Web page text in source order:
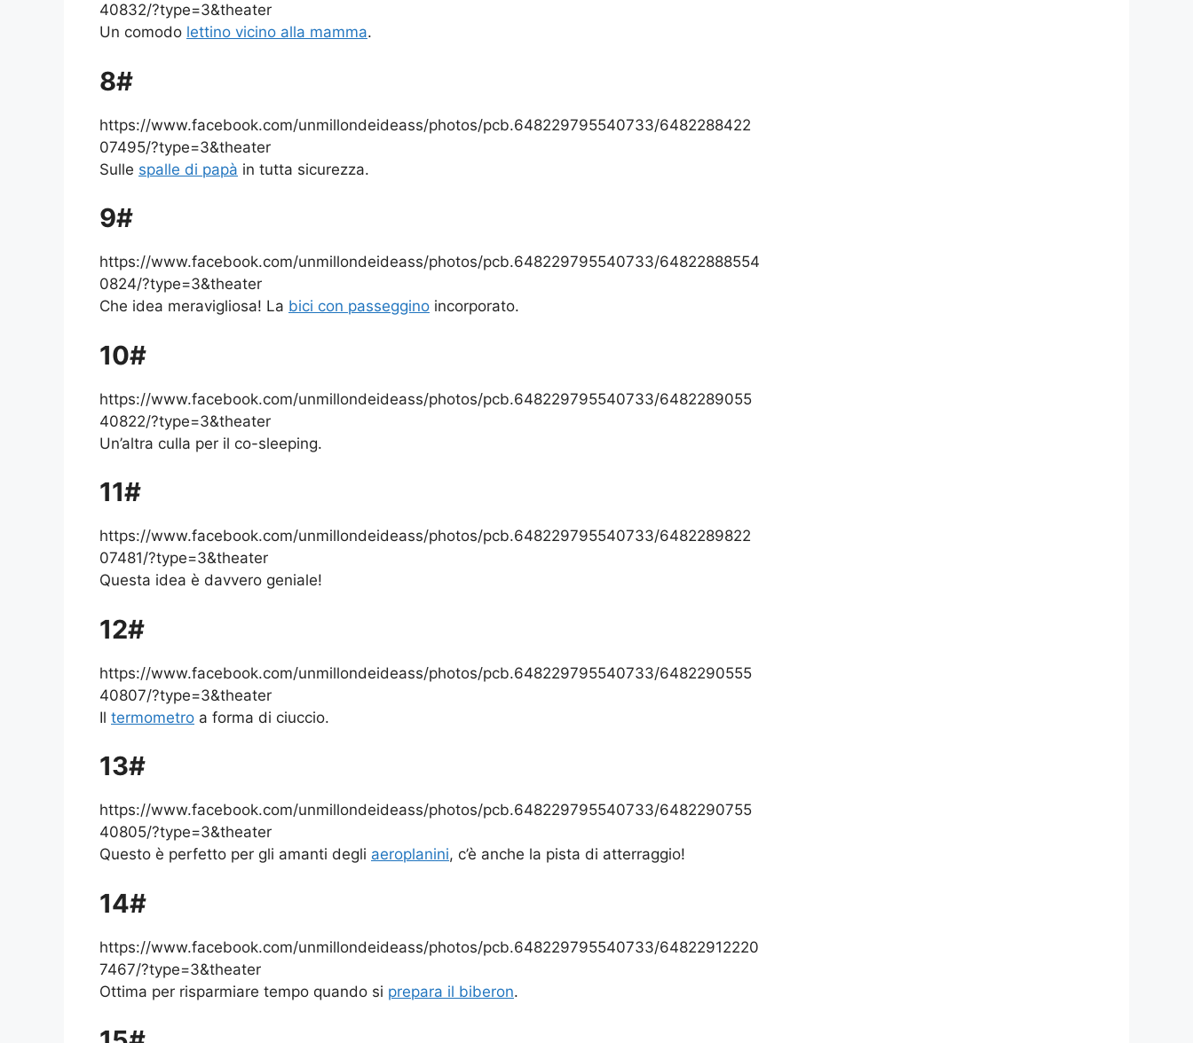
40832/?type=3&theater
Un comodo lettino vicino alla mamma.
8#
https://www.facebook.com/unmillondeideass/photos/pcb.648229795540733/6482288422
07495/?type=3&theater
Sulle spalle di papà in tutta sicurezza.
9#
https://www.facebook.com/unmillondeideass/photos/pcb.648229795540733/64822888554
0824/?type=3&theater
Che idea meravigliosa! La bici con passeggino incorporato.
10#
https://www.facebook.com/unmillondeideass/photos/pcb.648229795540733/6482289055
40822/?type=3&theater
Un’altra culla per il co-sleeping.
11#
https://www.facebook.com/unmillondeideass/photos/pcb.648229795540733/6482289822
07481/?type=3&theater
Questa idea è davvero geniale!
12#
https://www.facebook.com/unmillondeideass/photos/pcb.648229795540733/6482290555
40807/?type=3&theater
Il termometro a forma di ciuccio.
13#
https://www.facebook.com/unmillondeideass/photos/pcb.648229795540733/6482290755
40805/?type=3&theater
Questo è perfetto per gli amanti degli aeroplanini, c’è anche la pista di atterraggio!
14#
https://www.facebook.com/unmillondeideass/photos/pcb.648229795540733/64822912220
7467/?type=3&theater
Ottima per risparmiare tempo quando si prepara il biberon.